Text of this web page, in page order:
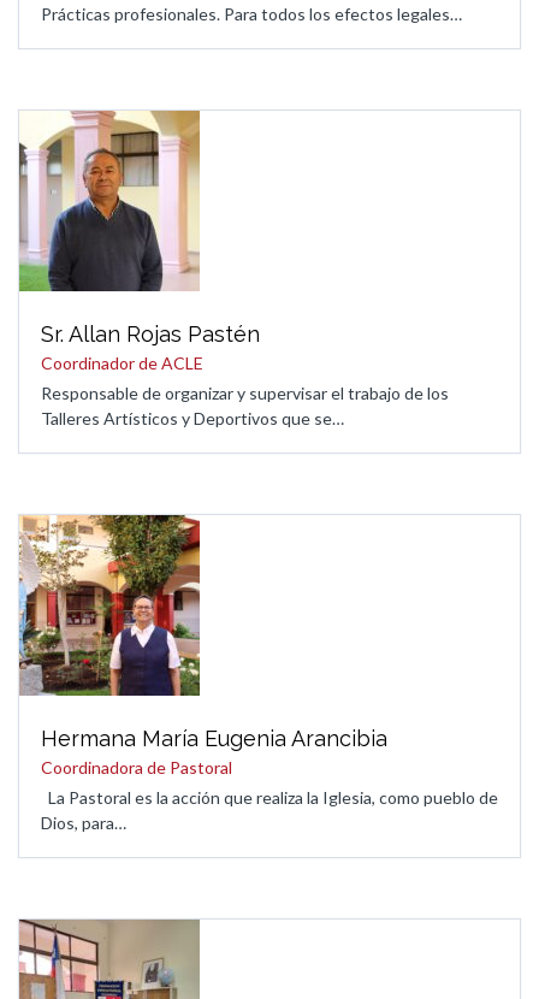
Prácticas profesionales. Para todos los efectos legales…
Sr. Allan Rojas Pastén
Coordinador de ACLE
Responsable de organizar y supervisar el trabajo de los
Talleres Artísticos y Deportivos que se…
Hermana María Eugenia Arancibia
Coordinadora de Pastoral
La Pastoral es la acción que realiza la Iglesia, como pueblo de
Dios, para…